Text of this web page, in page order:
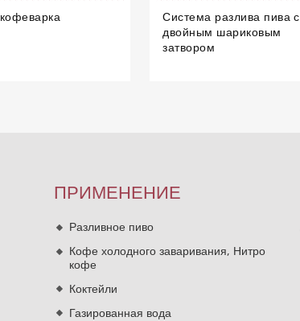
Система разлива пива с
двойным шариковым
затвором
ПРИМЕНЕНИЕ
Разливное пиво
Кофе холодного заваривания, Нитро
кофе
Коктейли
Газированная вода